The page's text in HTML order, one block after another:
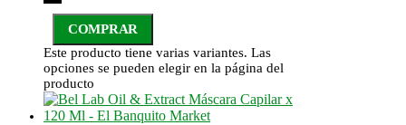
COMPRAR
Este producto tiene varias variantes. Las
opciones se pueden elegir en la página del
producto